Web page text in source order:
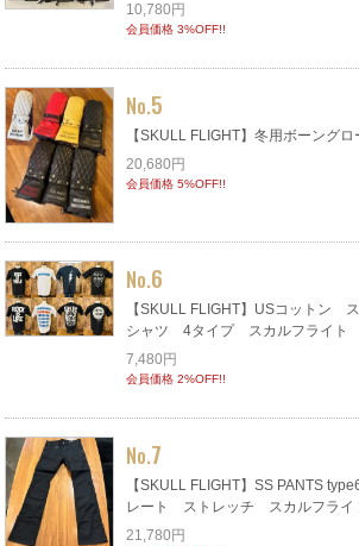
10,780円
会員価格 3%OFF!!
No.5
【SKULL FLIGHT】冬用ボーング
20,680円
会員価格 5%OFF!!
No.6
【SKULL FLIGHT】USコットン
シャツ 4タイプ スカルフライト
7,480円
会員価格 2%OFF!!
No.7
【SKULL FLIGHT】SS PANTS
レート ストレッチ スカルフライ
21,780円